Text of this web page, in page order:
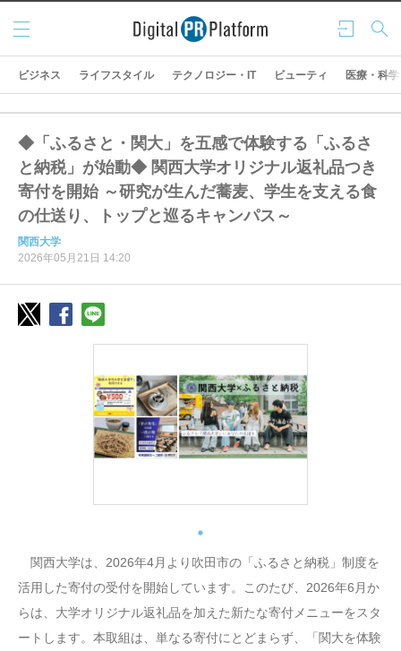
ログ
イン
検索
メニ
ュー
ビジネス ライフスタイル テクノロジー・IT ビューティ 医療・科学
◆「ふるさと・関大」を五感で体験する「ふるさ
と納税」が始動◆ 関西大学オリジナル返礼品つき
寄付を開始 ～研究が生んだ蕎麦、学生を支える食
の仕送り、トップと巡るキャンパス～
関西大学
2026年05月21日 14:20
関西大学は、2026年4月より吹田市の「ふるさと納税」制度を
活用した寄付の受付を開始しています。このたび、2026年6月か
らは、大学オリジナル返礼品を加えた新たな寄付メニューをスタ
ートします。本取組は、単なる寄付にとどまらず、「関大を体験